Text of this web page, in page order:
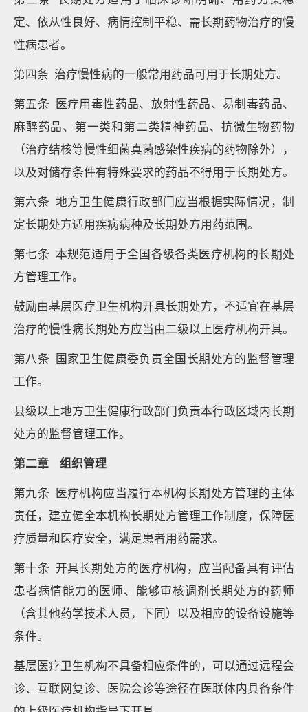
定、依从性良好、病情控制平稳、需长期药物治疗的慢
性病患者。
第四条 治疗慢性病的一般常用药品可用于长期处方。
第五条 医疗用毒性药品、放射性药品、易制毒药品、
麻醉药品、第一类和第二类精神药品、抗微生物药物
（治疗结核等慢性细菌真菌感染性疾病的药物除外），
以及对储存条件有特殊要求的药品不得用于长期处方。
第六条 地方卫生健康行政部门应当根据实际情况，制
定长期处方适用疾病病种及长期处方用药范围。
第七条 本规范适用于全国各级各类医疗机构的长期处
方管理工作。
鼓励由基层医疗卫生机构开具长期处方，不适宜在基层
治疗的慢性病长期处方应当由二级以上医疗机构开具。
第八条 国家卫生健康委负责全国长期处方的监督管理
工作。
县级以上地方卫生健康行政部门负责本行政区域内长期
处方的监督管理工作。
第二章 组织管理
第九条 医疗机构应当履行本机构长期处方管理的主体
责任，建立健全本机构长期处方管理工作制度，保障医
疗质量和医疗安全，满足患者用药需求。
第十条 开具长期处方的医疗机构，应当配备具有评估
患者病情能力的医师、能够审核调剂长期处方的药师
（含其他药学技术人员，下同）以及相应的设备设施等
条件。
基层医疗卫生机构不具备相应条件的，可以通过远程会
诊、互联网复诊、医院会诊等途径在医联体内具备条件